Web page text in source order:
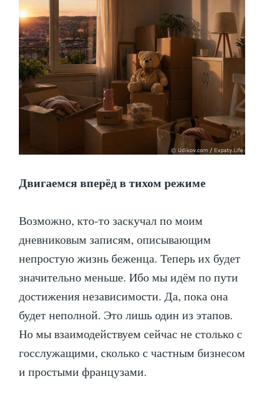
Двигаемся вперёд в тихом режиме
Возможно, кто-то заскучал по моим
дневниковым записям, описывающим
непростую жизнь беженца. Теперь их будет
значительно меньше. Ибо мы идём по пути
достижения независимости. Да, пока она
будет неполной. Это лишь один из этапов.
Но мы взаимодействуем сейчас не столько с
госслужащими, сколько с частным бизнесом
и простыми французами.